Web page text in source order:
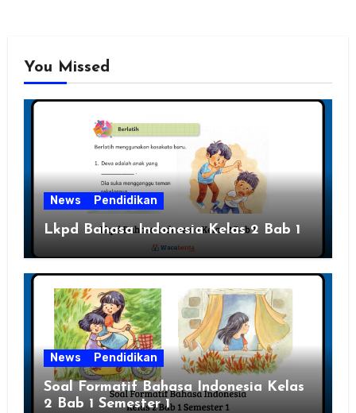
You Missed
News Pendidikan
Lkpd Bahasa Indonesia Kelas 2 Bab 1
News Pendidikan
Soal Formatif Bahasa Indonesia Kelas
2 Bab 1 Semester 1